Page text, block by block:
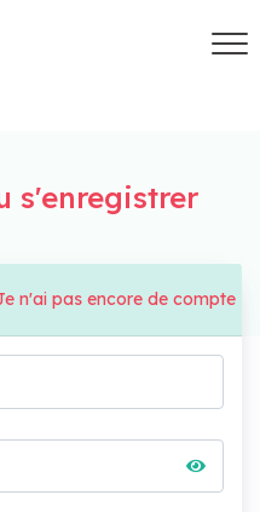
s'enregistrer
n'ai pas encore de compte